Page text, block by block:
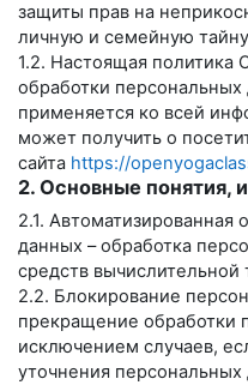
защиты прав на
личную и семейную
1.2. Настоящая политика
обработки
применяется ко всей
может получить о
сайта https://
2. Основные понятия,
2.1. Автоматизированная
данных – обработка
средств вычислительной
2.2. Блокирование
прекращение обработки
исключением случаев,
уточнения персональных